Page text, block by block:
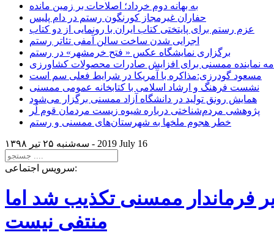
به بهانه دوم خرداد؛ اصلاحات بر زمین مانده
حفاران غیرمجاز کورنگون رستم در دام پلیس
عزم رستم برای پایتختی کتاب ایران با رونمایی از دو کتاب
اجرایی شدن ساخت سالن آمفی تئاتر رستم
برگزاری نمایشگاه عکس « فتح خرمشهر» در رستم
نماینده ممسنی برای افزایش صادرات محصولات کشاورزی
مسعود گودرزی:مذاکره با آمریکا در شرایط فعلی سم است
نشست فرهنگ و ارشاد اسلامی با کتابخانه عمومی ممسنی
همایش رونق تولید در دانشگاه آزاد ممسنی برگزار می‌شود
پژوهشی مردم‌شناختی درباره شیوه زیست مردمان قوم لُر
خطر هجوم ملخها به شهرستان‌های ممسنی و رستم
سه‌شنبه ۲۵ تير ۱۳۹۸ - 2019 July 16
سرویس اجتماعی:
فرماندار ممسنی تکذیب شد اما
منتفی نیست